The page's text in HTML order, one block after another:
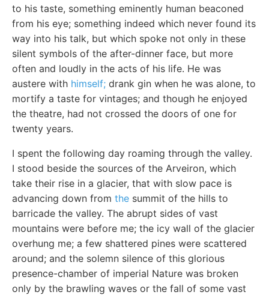
to his taste, something eminently human beaconed
from his eye; something indeed which never found its
way into his talk, but which spoke not only in these
silent symbols of the after-dinner face, but more
often and loudly in the acts of his life. He was
austere with himself; drank gin when he was alone, to
mortify a taste for vintages; and though he enjoyed
the theatre, had not crossed the doors of one for
twenty years.
I spent the following day roaming through the valley.
I stood beside the sources of the Arveiron, which
take their rise in a glacier, that with slow pace is
advancing down from the summit of the hills to
barricade the valley. The abrupt sides of vast
mountains were before me; the icy wall of the glacier
overhung me; a few shattered pines were scattered
around; and the solemn silence of this glorious
presence-chamber of imperial Nature was broken
only by the brawling waves or the fall of some vast